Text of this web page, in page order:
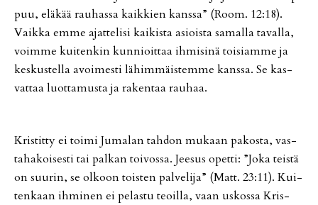
puu, elä­kää rau­has­sa kaik­kien kans­sa” (Room. 12:18).
Vaik­ka em­me ajat­te­li­si kai­kis­ta asi­ois­ta sa­mal­la ta­val­la,
voim­me kui­ten­kin kun­ni­oit­taa ih­mi­si­nä toi­si­am­me ja
kes­kus­tel­la avoi­mes­ti lä­him­mäis­tem­me kans­sa. Se kas­
vat­taa luot­ta­mus­ta ja ra­ken­taa rau­haa.
Kris­tit­ty ei toi­mi Ju­ma­lan tah­don mu­kaan pa­kos­ta, vas­
ta­ha­koi­ses­ti tai pal­kan toi­vos­sa. Jee­sus opet­ti: ”Joka teis­tä
on suu­rin, se ol­koon tois­ten pal­ve­li­ja” (Matt. 23:11). Kui­
ten­kaan ih­mi­nen ei pe­las­tu te­oil­la, vaan us­kos­sa Kris­